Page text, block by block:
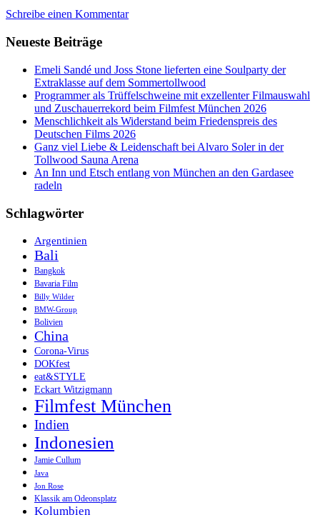
eine
die
glücklich
Filmtips
2020
Schreibe einen Kommentar
Neueste Beiträge
Emeli Sandé und Joss Stone lieferten eine Soulparty der
Extraklasse auf dem Sommertollwood
Programmer als Trüffelschweine mit exzellenter Filmauswahl
und Zuschauerrekord beim Filmfest München 2026
Menschlichkeit als Widerstand beim Friedenspreis des
Deutschen Films 2026
Ganz viel Liebe & Leidenschaft bei Alvaro Soler in der
Tollwood Sauna Arena
An Inn und Etsch entlang von München an den Gardasee
radeln
Schlagwörter
Argentinien
Bali
Bangkok
Bavaria Film
Billy Wilder
BMW-Group
Bolivien
China
Corona-Virus
DOKfest
eat&STYLE
Eckart Witzigmann
Filmfest München
Indien
Indonesien
Jamie Cullum
Java
Jon Rose
Klassik am Odeonsplatz
Kolumbien